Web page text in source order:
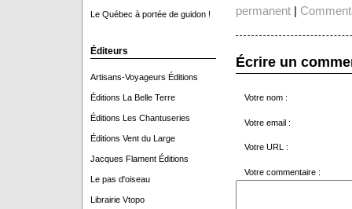
Le Québec à portée de guidon !
Éditeurs
Artisans-Voyageurs Éditions
Éditions La Belle Terre
Éditions Les Chantuseries
Éditions Vent du Large
Jacques Flament Éditions
Le pas d'oiseau
Librairie Vtopo
permanent|
Écrire un
Votre nom :
Votre email :
Votre URL :
Votre commentaire :